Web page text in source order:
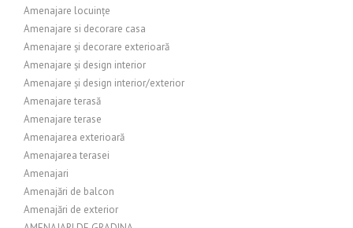
Amenajare locuințe
Amenajare si decorare casa
Amenajare și decorare exterioară
Amenajare și design interior
Amenajare și design interior/exterior
Amenajare terasă
Amenajare terase
Amenajarea exterioară
Amenajarea terasei
Amenajari
Amenajări de balcon
Amenajări de exterior